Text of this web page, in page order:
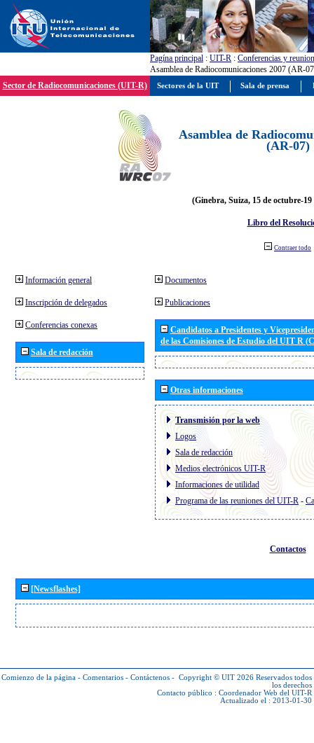
Pagína principal : UIT-R : Conferencias y
Asamblea de Radiocomunicaciones 2007 (AR-
Sector de Radiocomunicaciones (UIT-R)
Asamblea de
(AR-07)
(Ginebra, Suiza, 15 de octubre-19
Libro del
Contraer todo
Información general
Inscripción de delegados
Conferencias conexas
Sala de redacción
Documentos
Publicaciones
Candidatos a Presidentes y
de las Comisiones de Estudio del UIT R
Otras informaciones
Transmisión por la web
Logos
Sala de redacción
Medios electrónicos UIT-R
Informaciones de utilidad
Programa de las reuniones del UIT-R-
Contactos
[Newsflashes]
Comienzo de la página - Comentarios - Contáctenos - Copyright © UIT 2026 Reservados todos
los derechos
Contacto público : Coordenador Web del UIT-R
Actualizado el : 2013-01-30
Sectores de la UIT Sala de prensa